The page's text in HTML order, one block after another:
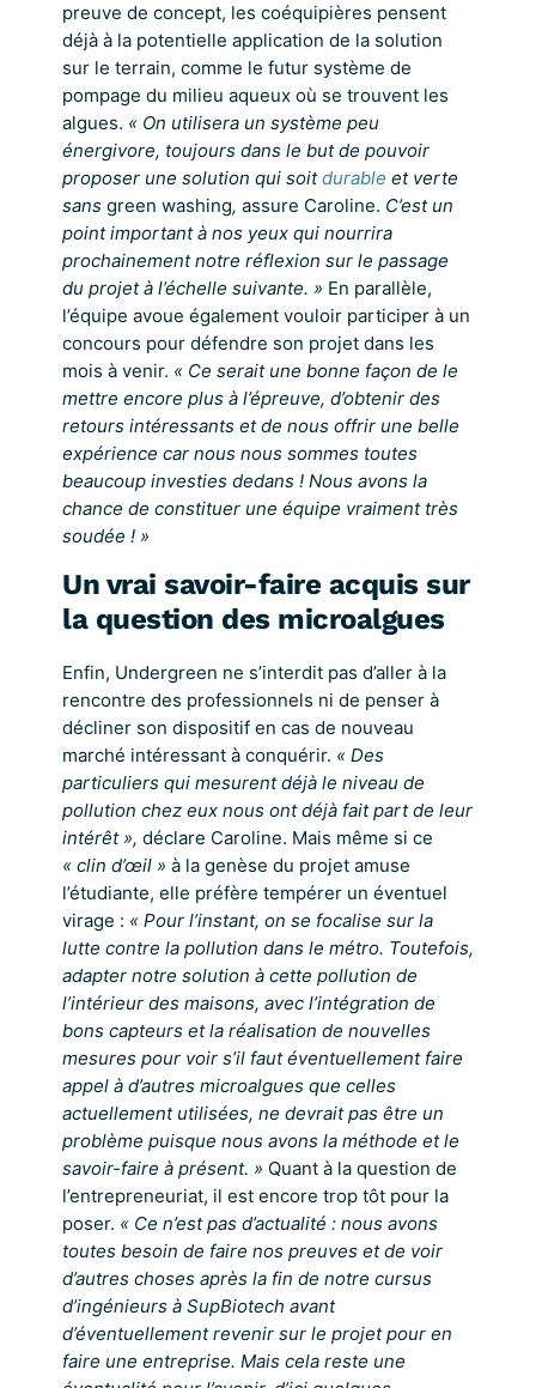
preuve de concept, les coéquipières pensent
déjà à la potentielle application de la solution
sur le terrain, comme le futur système de
pompage du milieu aqueux où se trouvent les
algues. « On utilisera un système peu
énergivore, toujours dans le but de pouvoir
proposer une solution qui soitdurable et verte
sans green washing, assure Caroline. C’est un
point important à nos yeux qui nourrira
prochainement notre réflexion sur le passage
du projet à l’échelle suivante. » En parallèle,
l’équipe avoue également vouloir participer à un
concours pour défendre son projet dans les
mois à venir. « Ce serait une bonne façon de le
mettre encore plus à l’épreuve, d’obtenir des
retours intéressants et de nous offrir une belle
expérience car nous nous sommes toutes
beaucoup investies dedans ! Nous avons la
chance de constituer une équipe vraiment très
soudée ! »
Un vrai savoir-faire acquis sur
la question des microalgues
Enfin, Undergreen ne s’interdit pas d’aller à la
rencontre des professionnels ni de penser à
décliner son dispositif en cas de nouveau
marché intéressant à conquérir. « Des
particuliers qui mesurent déjà le niveau de
pollution chez eux nous ont déjà fait part de leur
intérêt », déclare Caroline. Mais même si ce
« clin d’œil » à la genèse du projet amuse
l’étudiante, elle préfère tempérer un éventuel
virage : « Pour l’instant, on se focalise sur la
lutte contre la pollution dans le métro. Toutefois,
adapter notre solution à cette pollution de
l’intérieur des maisons, avec l’intégration de
bons capteurs et la réalisation de nouvelles
mesures pour voir s’il faut éventuellement faire
appel à d’autres microalgues que celles
actuellement utilisées, ne devrait pas être un
problème puisque nous avons la méthode et le
savoir-faire à présent. » Quant à la question de
l’entrepreneuriat, il est encore trop tôt pour la
poser. « Ce n’est pas d’actualité : nous avons
toutes besoin de faire nos preuves et de voir
d’autres choses après la fin de notre cursus
d’ingénieurs à SupBiotech avant
d’éventuellement revenir sur le projet pour en
faire une entreprise. Mais cela reste une